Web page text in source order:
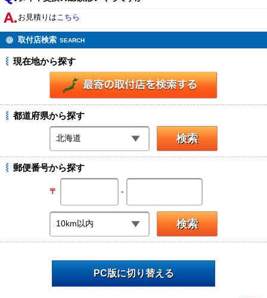
お見積りはこちら
取付店検索 SEARCH
現在地から探す
都道府県から探す
郵便番号から探す
〒 -
PC版に切り替える